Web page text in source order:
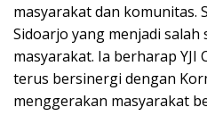
masyarakat dan komunitas.
Sidoarjo yang menjadi
masyarakat. Ia berharap YJI
terus bersinergi dengan
menggerakan masyarakat